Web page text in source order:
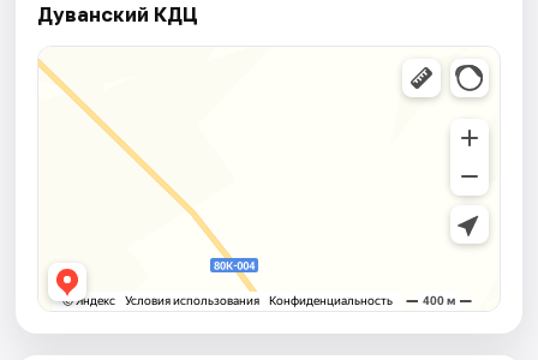
Дуванский КДЦ